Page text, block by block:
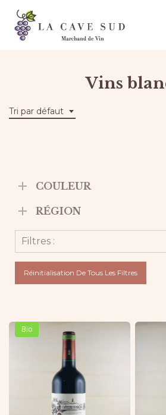
Skip
main
Vins
Tri par défaut
COULEUR
RÉGION
Filtres :
Réinitialisation De Tous Les Filtres
Bio